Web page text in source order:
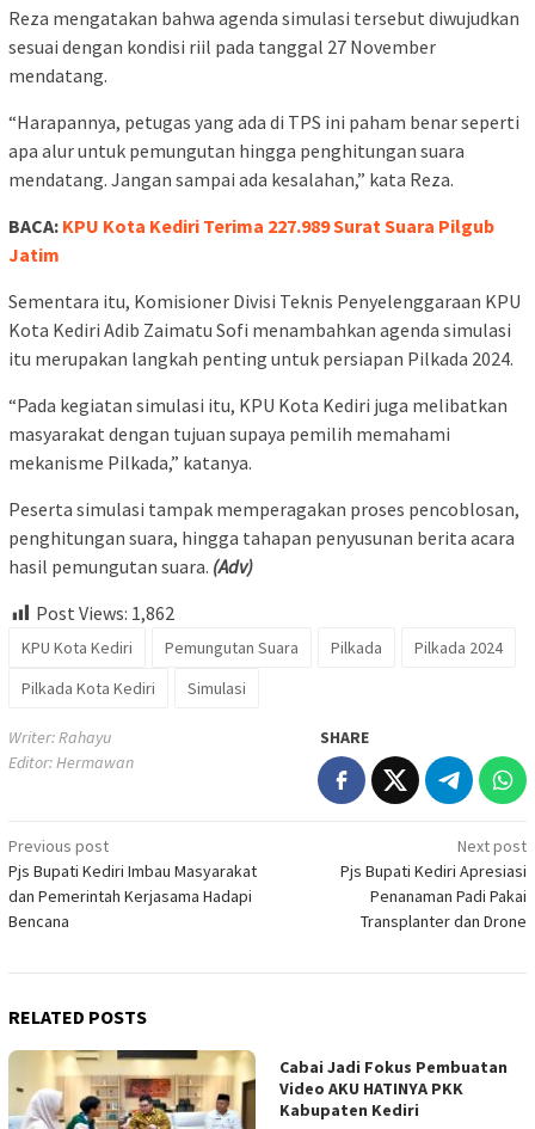
Reza mengatakan bahwa agenda simulasi tersebut diwujudkan
sesuai dengan kondisi riil pada tanggal 27 November
mendatang.
“Harapannya, petugas yang ada di TPS ini paham benar seperti
apa alur untuk pemungutan hingga penghitungan suara
mendatang. Jangan sampai ada kesalahan,” kata Reza.
BACA: KPU Kota Kediri Terima 227.989 Surat Suara Pilgub
Jatim
Sementara itu, Komisioner Divisi Teknis Penyelenggaraan KPU
Kota Kediri Adib Zaimatu Sofi menambahkan agenda simulasi
itu merupakan langkah penting untuk persiapan Pilkada 2024.
“Pada kegiatan simulasi itu, KPU Kota Kediri juga melibatkan
masyarakat dengan tujuan supaya pemilih memahami
mekanisme Pilkada,” katanya.
Peserta simulasi tampak memperagakan proses pencoblosan,
penghitungan suara, hingga tahapan penyusunan berita acara
hasil pemungutan suara. (Adv)
Post Views: 1,862
KPU Kota Kediri Pemungutan Suara Pilkada
Pilkada 2024
Pilkada Kota Kediri
Simulasi
Writer: Rahayu
Editor: Hermawan
SHARE
Post
navigation
Previous post
Pjs Bupati Kediri Imbau Masyarakat
dan Pemerintah Kerjasama Hadapi
Bencana
Next post
Pjs Bupati Kediri Apresiasi
Penanaman Padi Pakai
Transplanter dan Drone
RELATED POSTS
Cabai Jadi Fokus Pembuatan
Video AKU HATINYA PKK
Kabupaten Kediri